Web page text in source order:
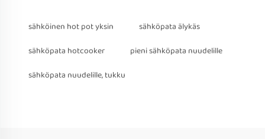
sähköinen hot pot yksin
sähköpata älykäs
sähköpata hotcooker
pieni sähköpata nuudelille
sähköpata nuudelille, tukku